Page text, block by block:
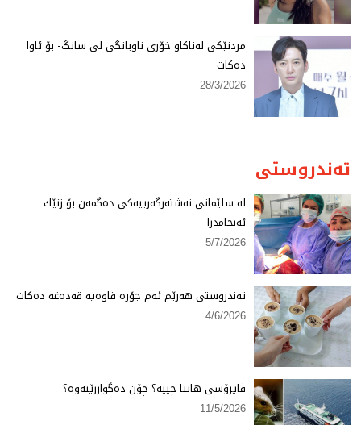
مردنێكی لەناكاو خۆری ناوبانگی لی سانگ- بۆ ئاوا
دەكات
28/3/2026
تەندروستی
لە سلێمانی نەشتەرگەرییەكی دەگمەن بۆ ژنێك
ئەنجامدرا
5/7/2026
تەندروستی هەرێم ئەم جۆرە قاوەیە قەدەغە دەكات
4/6/2026
ڤایرۆسی هانتا چییە؟ چۆن دەگوازرێتەوە؟
11/5/2026